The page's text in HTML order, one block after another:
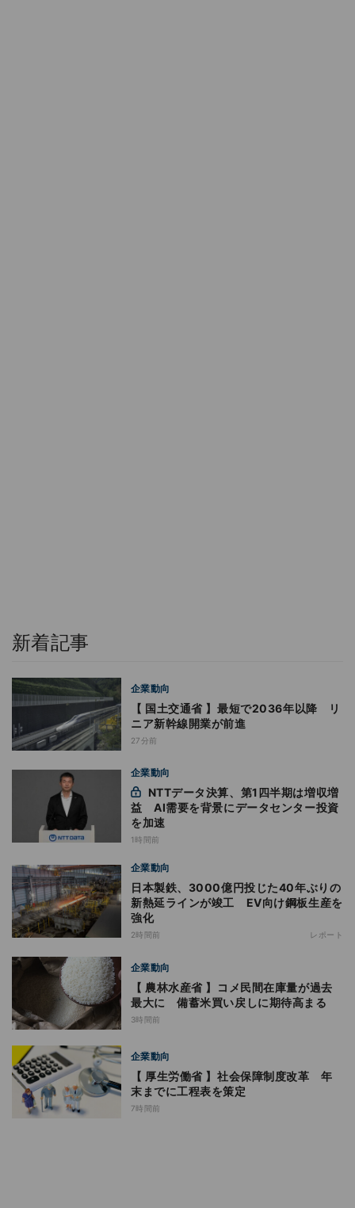
新着記事
企業動向
【 国土交通省 】最短で2036年以降 リ
ニア新幹線開業が前進
27分前
企業動向
益 AI需要を背景にデータセンター投資
を加速
1時間前
企業動向
日本製鉄、3000億円投じた40年ぶりの
新熱延ラインが竣工 EV向け鋼板生産を
強化
2時間前 レポート
企業動向
【 農林水産省 】コメ民間在庫量が過去
最大に 備蓄米買い戻しに期待高まる
3時間前
企業動向
【 厚生労働省 】社会保障制度改革 年
末までに工程表を策定
7時間前